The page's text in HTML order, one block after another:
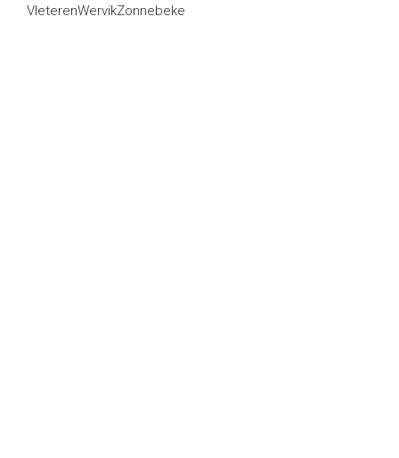
VleterenWervikZonnebeke